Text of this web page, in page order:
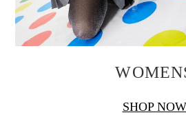
SHOP NOW